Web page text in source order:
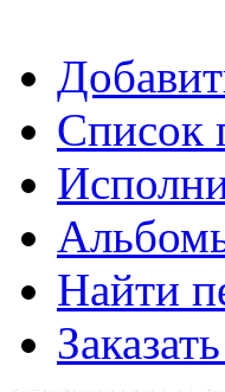
Список
Найти